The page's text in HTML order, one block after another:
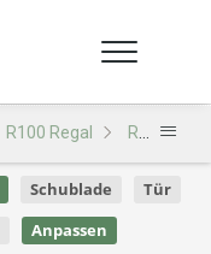
R100 Regal R100 - Design 130
Schublade Tür
Anpassen